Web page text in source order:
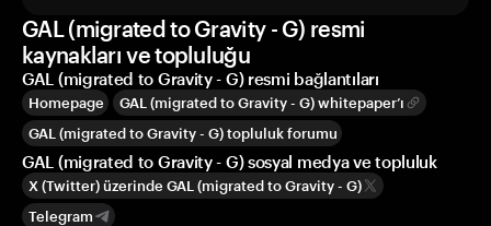
GAL (migrated to Gravity - G) resmi
kaynakları ve topluluğu
GAL (migrated to Gravity - G) resmi bağlantıları
Homepage
GAL (migrated to Gravity - G) whitepaper’ı
GAL (migrated to Gravity - G) topluluk forumu
GAL (migrated to Gravity - G) sosyal medya ve topluluk
X (Twitter) üzerinde GAL (migrated to Gravity - G)
Telegram